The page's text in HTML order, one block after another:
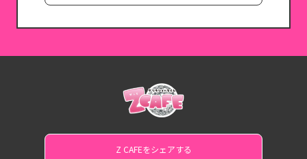
Z CAFEをシェアする